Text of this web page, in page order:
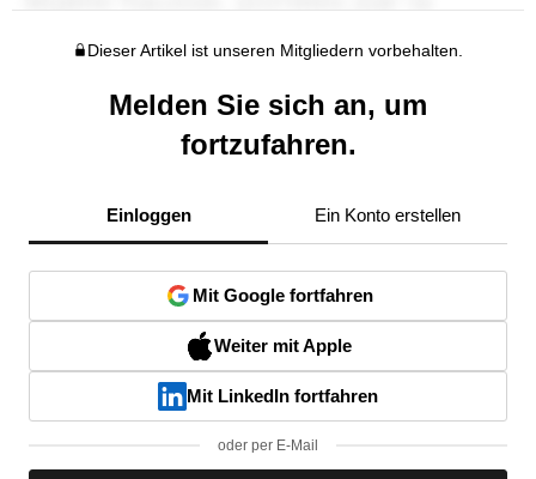
Dieser Artikel ist unseren Mitgliedern vorbehalten.
Melden Sie sich an, um
fortzufahren.
Einloggen Ein Konto erstellen
Mit Google fortfahren
Weiter mit Apple
Mit LinkedIn fortfahren
oder per E-Mail